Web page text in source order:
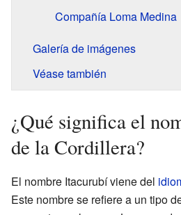
Compañía Loma Medina
Galería de imágenes
Véase también
¿Qué significa el
de la Cordillera?
El nombre Itacurubí viene del
Este nombre se refiere a un tipo